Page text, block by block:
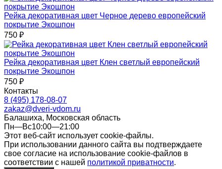
Рейка декоративная цвет Черное дерево европейский
покрытие Экошпон
750 ₽
Рейка декоративная цвет Клен светлый европейский
покрытие Экошпон
750 ₽
Контакты
8 (495) 178-08-07
zakaz@dveri-vdom.ru
Балашиха, Московская область
Пн—Вс10:00—21:00
Этот веб-сайт использует cookie-файлы.
При использовании данного сайта вы подтверждаете
свое согласие на использование cookie-файлов в
соответствии с нашей политикой приватности.